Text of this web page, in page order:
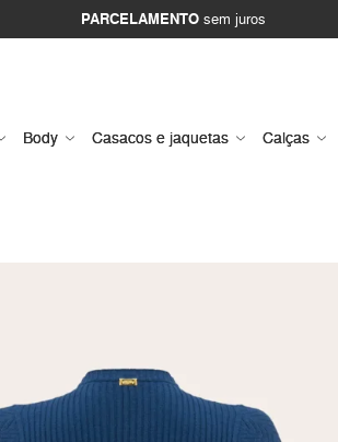
PARCELAMENTOsem juros
Body Casacos e jaquetas Calças